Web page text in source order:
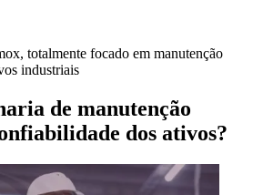
totalmente focado em manutenção
industriais
de manutenção
dos ativos?